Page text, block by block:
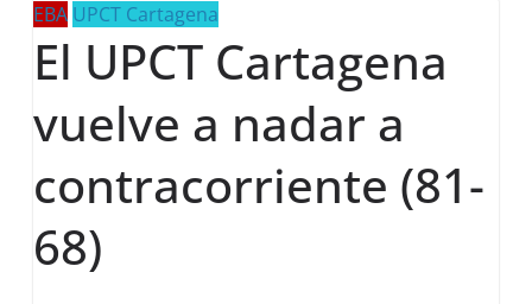
EBA UPCT Cartagena
El UPCT Cartagena
vuelve a nadar a
contracorriente (81-
68)